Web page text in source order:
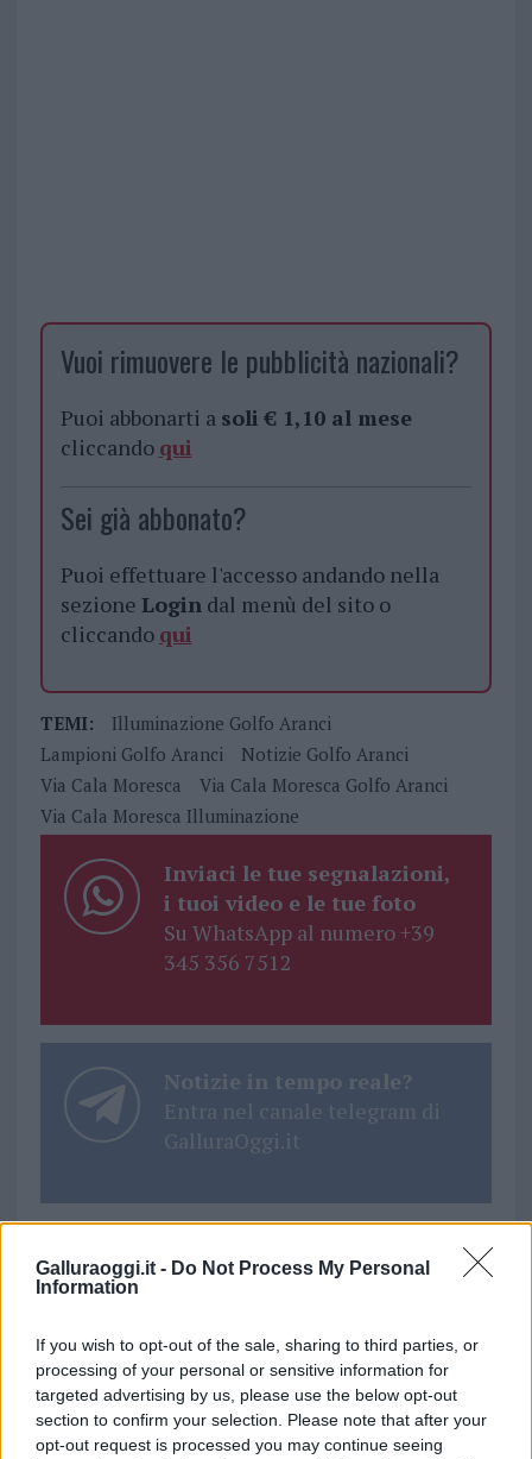
Galluraoggi.it - Do Not Process My Personal
Information
If you wish to opt-out of the sale, sharing to third parties, or
processing of your personal or sensitive information for
targeted advertising by us, please use the below opt-out
section to confirm your selection. Please note that after your
opt-out request is processed you may continue seeing
Vuoi rimuovere le pubblicità nazionali?
Puoi abbonarti a soli € 1,10 al mese
cliccando qui
Sei già abbonato?
Puoi effettuare l'accesso andando nella
sezione Logindal menù del sito o
cliccando qui
TEMI:
Illuminazione Golfo Aranci
Lampioni Golfo Aranci
Notizie Golfo Aranci
Via Cala Moresca
Via Cala Moresca Golfo Aranci
Via Cala Moresca Illuminazione
Inviaci le tue segnalazioni,
i tuoi video e le tue foto
Su WhatsApp al numero +39
345 356 7512
Notizie in tempo reale?
Entra nel canale telegram di
GalluraOggi.it
Ricevi le nostre ultime news
daGoogle News
Condividi l'articolo